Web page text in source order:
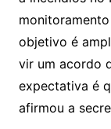
objetivo é
vir um acordo
expectativa é
afirmou a